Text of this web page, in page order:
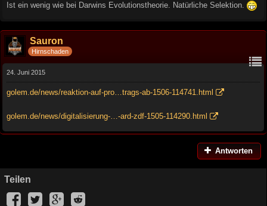
Ist ein wenig wie bei Darwins Evolutionstheorie. Natürliche Selektion.
Sauron
Hirnschaden
24. Juni 2015
golem.de/news/reaktion-auf-pro…trags-ab-1506-114741.html
golem.de/news/digitalisierung-…-ard-zdf-1505-114290.html
Antworten
Teilen